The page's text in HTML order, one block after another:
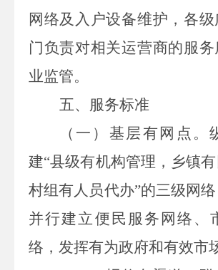
网络及入户设备维护，各
门负责对相关运营商的服
业监管。
五、服务标准
（一）基层有网点。
建“县级有机构管理，乡镇有
村组有人员代办”的三级网络
并行建立便民服务网络、
络，发挥有为政府和有效市